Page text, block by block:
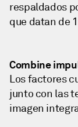
respaldados
que datan de
Combine
Los factores
junto con las
imagen